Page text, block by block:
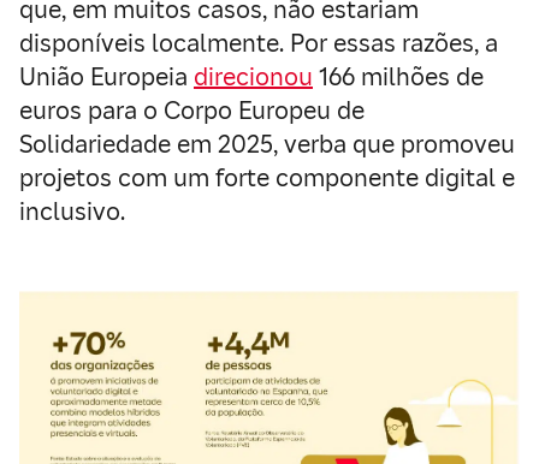
que, em muitos casos, não estariam
disponíveis localmente. Por essas razões, a
União Europeia direcionou 166 milhões de
euros para o Corpo Europeu de
Solidariedade em 2025, verba que promoveu
projetos com um forte componente digital e
inclusivo.